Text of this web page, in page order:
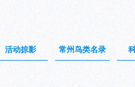
活动掠影 常州鸟类名录